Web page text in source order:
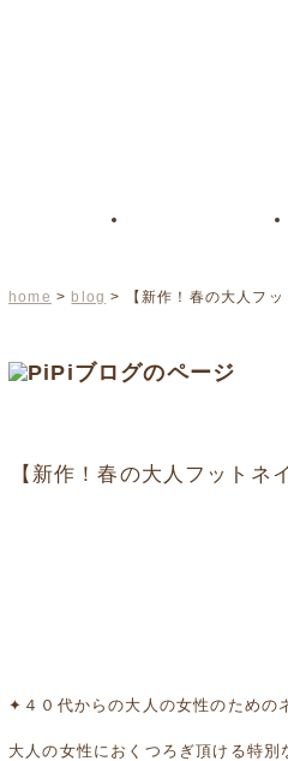
home > blog > 【新作！春の大人フ
【新作！春の大人フット
✦４０代からの大人の女性のための
大人の女性におくつろぎ頂ける特別